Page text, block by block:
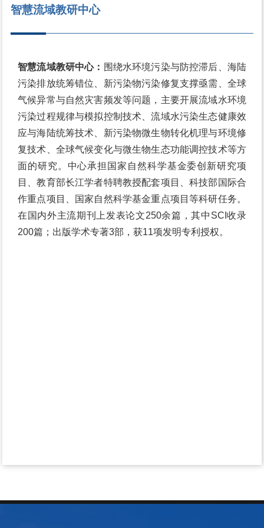
智慧流域教研中心
智慧流域教研中心： 围绕水环境污染与防控滞后、海陆
污染排放统筹错位、新污染物污染修复支撑亟需、全球
气候异常与自然灾害频发等问题，主要开展流域水环境
污染过程规律与模拟控制技术、流域水污染生态健康效
应与海陆统筹技术、新污染物微生物转化机理与环境修
复技术、全球气候变化与微生物生态功能调控技术等方
面的研究。中心承担国家自然科学基金委创新研究项
目、教育部长江学者特聘教授配套项目、科技部国际合
作重点项目、国家自然科学基金重点项目等科研任务。
在国内外主流期刊上发表论文250余篇，其中SCI收录
200篇；出版学术专著3部，获11项发明专利授权。